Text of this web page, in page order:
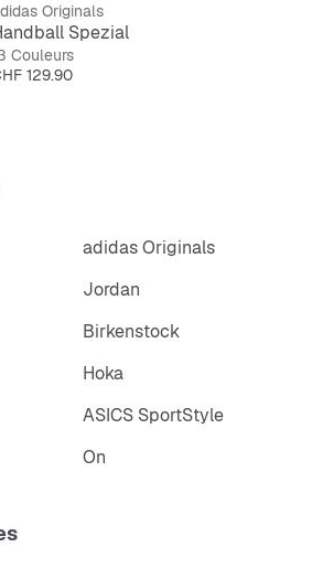
Originals
Spezial
Couleurs
129.90
adidas Originals
Jordan
Birkenstock
Hoka
ASICS SportStyle
On